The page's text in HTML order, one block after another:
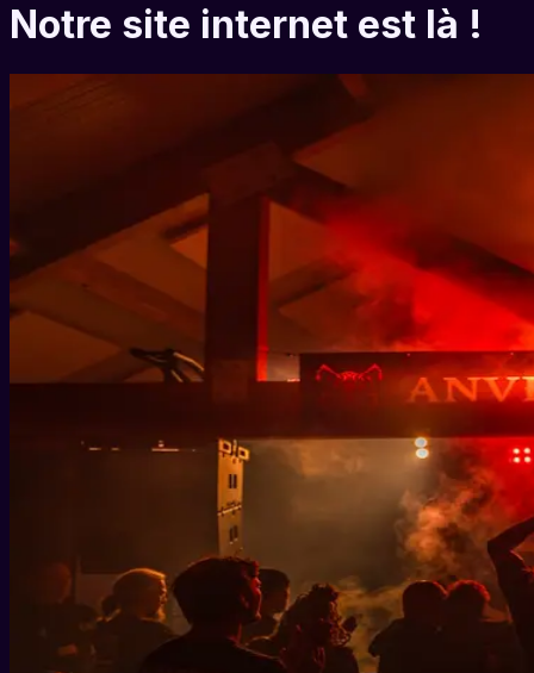
Notre site internet est là !